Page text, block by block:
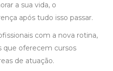
a sua vida, o
após tudo isso passar.
com a nova rotina,
que oferecem cursos
de atuação.